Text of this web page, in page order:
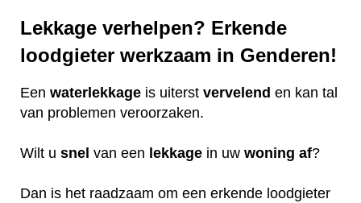
Lekkage verhelpen? Erkende
loodgieter werkzaam in Genderen!
Een waterlekkage is uiterst vervelend en kan tal
van problemen veroorzaken.
Wilt u snel van een lekkage in uw woning af?
Dan is het raadzaam om een erkende loodgieter